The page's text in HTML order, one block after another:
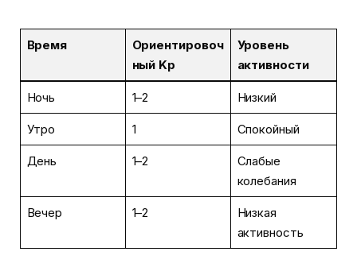
Время
Ориентировоч
ный Kp
Уровень
активности
Ночь 1–2 Низкий
Утро 1 Спокойный
День 1–2
Слабые
колебания
Вечер 1–2
Низкая
активность